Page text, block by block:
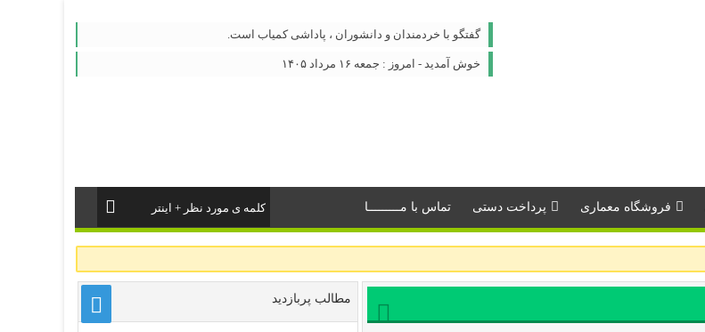
گفتگو با خردمندان و دانشوران ، پاداشی کمیاب است.
خوش آمدید - امروز : جمعه ۱۶ مرداد ۱۴۰۵
فروشگاه معماری پرداخت دستی تماس با مـــــــــا
مطالب پربازدید